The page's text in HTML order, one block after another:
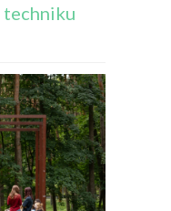
techniku